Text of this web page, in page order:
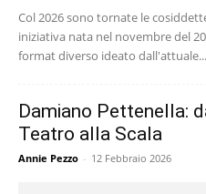
Col 2026 sono tornate le
iniziativa nata nel novembre del
format diverso ideato dall'attuale...
Damiano Pettenella:
Teatro alla Scala
Annie Pezzo - 12 Febbraio 2026